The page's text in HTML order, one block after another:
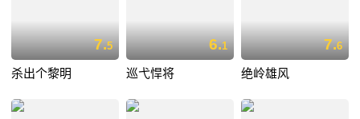
7.5
杀出个黎明
6.1
巡弋悍将
7.6
绝岭雄风